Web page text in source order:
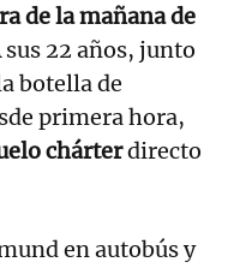
de la mañana de
sus 22 años, junto
botella de
primera hora,
chárterdirecto
en autobús y